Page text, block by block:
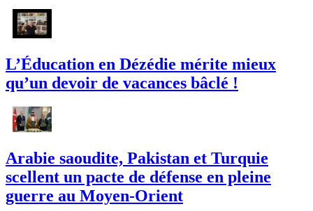
L’Éducation en Dézédie mérite mieux
qu’un devoir de vacances bâclé !
Arabie saoudite, Pakistan et Turquie
scellent un pacte de défense en pleine
guerre au Moyen-Orient